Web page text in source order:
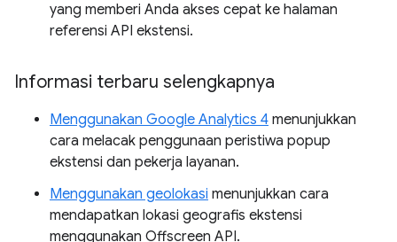
yang memberi Anda akses cepat ke halaman
referensi API ekstensi.
Informasi terbaru selengkapnya
Menggunakan Google Analytics 4 menunjukkan
cara melacak penggunaan peristiwa popup
ekstensi dan pekerja layanan.
Menggunakan geolokasi menunjukkan cara
mendapatkan lokasi geografis ekstensi
menggunakan Offscreen API.